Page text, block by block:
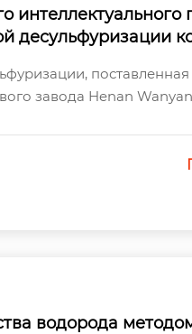
интеллектуального
десульфуризации
завода Henan
водорода